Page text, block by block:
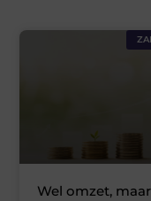
Wel omzet,